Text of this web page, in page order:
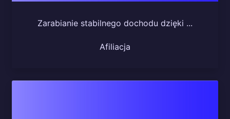
Zarabianie stabilnego dochodu dzięki ...
Afiliacja